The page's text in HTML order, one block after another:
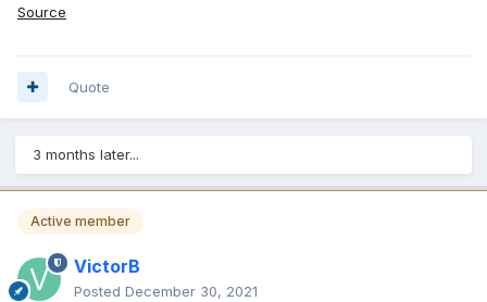
Source
Quote
3 months later...
Active member
VictorB
Posted December 30, 2021